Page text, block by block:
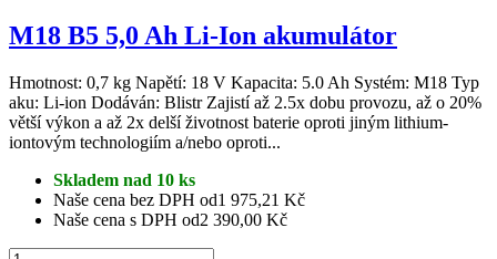
M18 B5 5,0 Ah Li-Ion akumulátor
Hmotnost: 0,7 kg Napětí: 18 V Kapacita: 5.0 Ah Systém: M18 Typ
aku: Li-ion Dodáván: Blistr Zajistí až 2.5x dobu provozu, až o 20%
větší výkon a až 2x delší životnost baterie oproti jiným lithium-
iontovým technologiím a/nebo oproti...
Skladem nad 10 ks
Naše cena bez DPH od1 975,21 Kč
Naše cena s DPH od2 390,00 Kč